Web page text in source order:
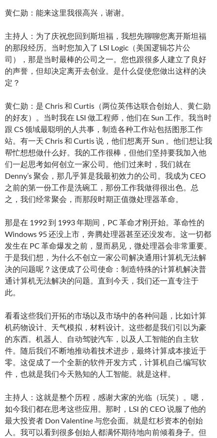
黄仁勋：能来这里我很高兴，谢谢。
主持人：为了庆祝您回到斯坦福，我想先聊聊您离开斯坦福
的那段经历。当时您加入了 LSI Logic（美国逻辑芯片公
司），那是当时最棒的公司之一。您也跟很多人建立了良好
的声誉，但却决定离开去创业。是什么促使您做出这样的决
定？
黄仁勋：是 Chris 和 Curtis（两位英伟达联合创始人、黄仁勋
的好友）。当时我在 LSI 做工程师，他们在 Sun 工作。我当时
跟 CS 领域最聪明的人共事，制造各种工作站包括图形工作
站。有一天 Chris 和 Curtis 说，他们想离开 Sun 。他们想让我
帮忙想想做什么好。我的工作很棒，但他们坚持要我加入他
们一起思考如何创立一家公司。他们过来时，我们就在
Denny’s 聚会，那几乎算是我最初效力的公司。我成为 CEO
之前的第一份工作是洗碗工，那份工作我做得很出色。总
之，我们经常聚会，而那段时期正值微处理器革命。
那是在 1992 到 1993 年期间，PC 革命才刚开始。革命性的
Windows 95 还没上市，奔腾处理器甚至还没发布。这一切都
发生在 PC 革命爆发之前，显而易见，微处理器会非常重要。
于是我们想，为什么不创立一家公司解决通用计算机无法解
决的问题呢？这便成了公司使命：制造特殊的计算机解决普
通计算机无法解决的问题。直到今天，我们还一直专注于
此。
看看这些我们开拓的市场以及市场中的各种问题，比如计算
机药物设计、天气模拟，材料设计。这些都是我们引以为豪
的东西。机器人、自动驾驶汽车，以及人工智能的自主软
件。随后我们不断地推动着技术进步，最终计算成本接近于
零。这促成了一个全新的软件开发方式，计算机自己编写软
件，也就是我们今天熟知的人工智能。就是这样。
主持人：这就是整个历程，感谢大家的光临（玩笑）。嗯，
如今我们都在思考这些应用。那时，LSI 的 CEO 说服了他的
最大投资者 Don Valentine 与您会面。就是红杉资本的创始
人。我可以看到很多创始人都满怀期待地向前倾着身子。但